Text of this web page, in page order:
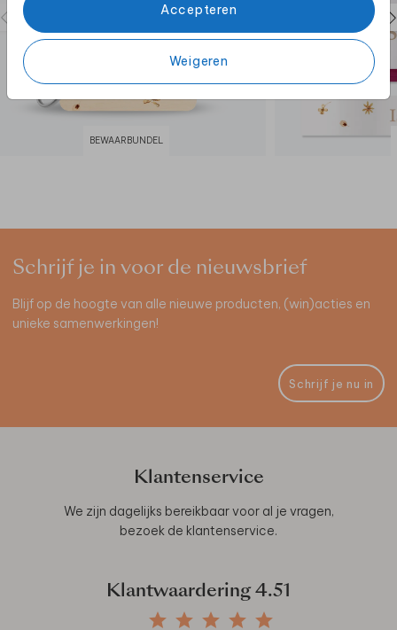
Accepteren
Weigeren
BEWAARBUNDEL
Schrijf je in voor de nieuwsbrief
Blijf op de hoogte van alle nieuwe producten, (win)acties en
unieke samenwerkingen!
Schrijf je nu in
Klantenservice
We zijn dagelijks bereikbaar voor al je vragen,
bezoek de klantenservice.
Klantwaardering 4.51